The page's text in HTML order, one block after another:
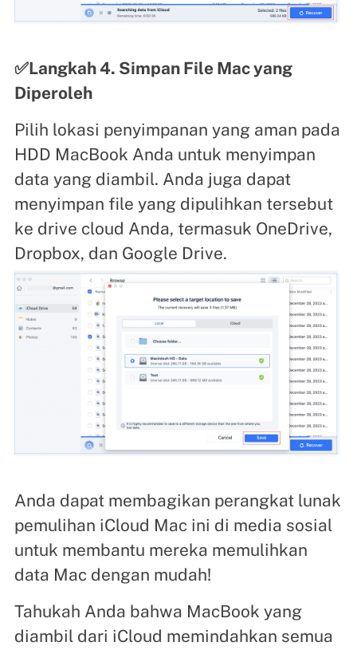
✅Langkah 4. Simpan File Mac yang
Diperoleh
Pilih lokasi penyimpanan yang aman pada
HDD MacBook Anda untuk menyimpan
data yang diambil. Anda juga dapat
menyimpan file yang dipulihkan tersebut
ke drive cloud Anda, termasuk OneDrive,
Dropbox, dan Google Drive.
Anda dapat membagikan perangkat lunak
pemulihan iCloud Mac ini di media sosial
untuk membantu mereka memulihkan
data Mac dengan mudah!
Tahukah Anda bahwa MacBook yang
diambil dari iCloud memindahkan semua